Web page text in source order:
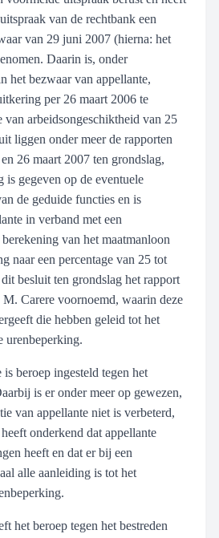
van de rechtbank een
van 29 juni 2007 (hierna: het
Daarin is, onder
het bezwaar van appellante,
per 26 maart 2006 te
van arbeidsongeschiktheid van 25
liggen onder meer de rapporten
26 maart 2007 ten grondslag,
is gegeven op de eventuele
de geduide functies en is
in verband met een
van het maatmanloon
naar een percentage van 25 tot
besluit ten grondslag het rapport
Carere voornoemd, waarin deze
die hebben geleid tot het
urenbeperking.
beroep ingesteld tegen het
is er onder meer op gewezen,
van appellante niet is verbeterd,
onderkend dat appellante
heeft en dat er bij een
alle aanleiding is tot het
het beroep tegen het bestreden